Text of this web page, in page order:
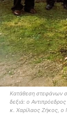
Κατάθεση στεφάνων
δεξιά: ο
κ. Χαρίλαος Ζήκος, ο